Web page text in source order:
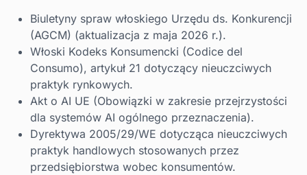
Biuletyny spraw włoskiego Urzędu ds. Konkurencji
(AGCM) (aktualizacja z maja 2026 r.).
Włoski Kodeks Konsumencki (Codice del
Consumo), artykuł 21 dotyczący nieuczciwych
praktyk rynkowych.
Akt o AI UE (Obowiązki w zakresie przejrzystości
dla systemów AI ogólnego przeznaczenia).
Dyrektywa 2005/29/WE dotycząca nieuczciwych
praktyk handlowych stosowanych przez
przedsiębiorstwa wobec konsumentów.